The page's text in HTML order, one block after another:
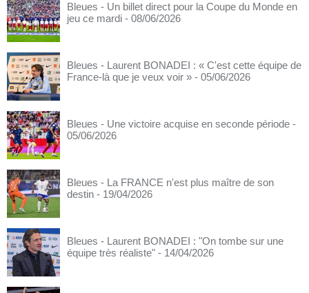
Bleues - Un billet direct pour la Coupe du Monde en
jeu ce mardi - 08/06/2026
Bleues - Laurent BONADEI : « C'est cette équipe de
France-là que je veux voir » - 05/06/2026
Bleues - Une victoire acquise en seconde période -
05/06/2026
Bleues - La FRANCE n'est plus maître de son
destin - 19/04/2026
Bleues - Laurent BONADEI : "On tombe sur une
équipe très réaliste" - 14/04/2026